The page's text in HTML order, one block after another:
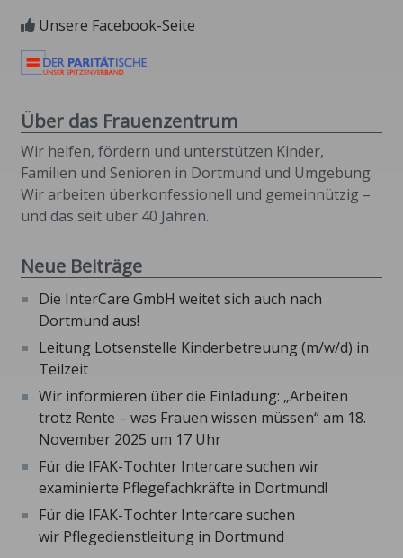
Unsere Facebook-Seite
Über das Frauenzentrum
Wir helfen, fördern und unterstützen Kinder,
Familien und Senioren in Dortmund und Umgebung.
Wir arbeiten überkonfessionell und gemeinnützig –
und das seit über 40 Jahren.
Neue Beiträge
Die InterCare GmbH weitet sich auch nach
Dortmund aus!
Leitung Lotsenstelle Kinderbetreuung (m/w/d) in
Teilzeit
Wir informieren über die Einladung: „Arbeiten
trotz Rente – was Frauen wissen müssen“ am 18.
November 2025 um 17 Uhr
Für die IFAK-Tochter Intercare suchen wir
examinierte Pflegefachkräfte in Dortmund!
Für die IFAK-Tochter Intercare suchen
wir Pflegedienstleitung in Dortmund